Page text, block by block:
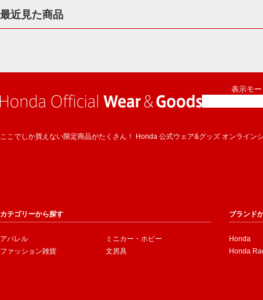
最近見た商品
表示モ
ここでしか買えない限定商品がたくさん！ Honda 公式ウェア&グッズ オンライン
カテゴリーから探す
アパレル
ファッション雑貨
ミニカー・ホビー
文房具
ブランド
Honda
Honda